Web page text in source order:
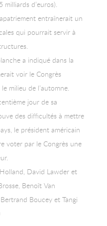
d’euros).
entraînerait un
qui pourrait servir à
a indiqué dans la
voir le Congrès
milieu de l’automne.
jour de sa
des difficultés à mettre
le président américain
voter par le Congrès une
David Lawder et
Benoît Van
Boucey et Tangi